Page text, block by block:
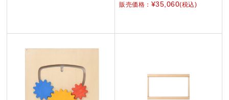
販売価格： ¥35,060(税込)